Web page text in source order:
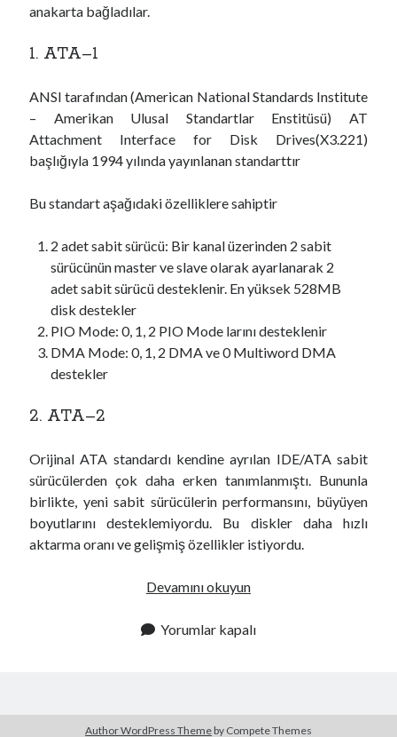
anakarta bağladılar.
1. ATA–1
ANSI tarafından (American National Standards Institute
– Amerikan Ulusal Standartlar Enstitüsü) AT
Attachment Interface for Disk Drives(X3.221)
başlığıyla 1994 yılında yayınlanan standarttır
Bu standart aşağıdaki özelliklere sahiptir
2 adet sabit sürücü: Bir kanal üzerinden 2 sabit
sürücünün master ve slave olarak ayarlanarak 2
adet sabit sürücü desteklenir. En yüksek 528MB
disk destekler
PIO Mode: 0, 1, 2 PIO Mode larını desteklenir
DMA Mode: 0, 1, 2 DMA ve 0 Multiword DMA
destekler
2. ATA–2
Orijinal ATA standardı kendine ayrılan IDE/ATA sabit
sürücülerden çok daha erken tanımlanmıştı. Bununla
birlikte, yeni sabit sürücülerin performansını, büyüyen
boyutlarını desteklemiyordu. Bu diskler daha hızlı
aktarma oranı ve gelişmiş özellikler istiyordu.
Devamını okuyunA
A
v
Yorumlar kapalı
Author WordPress Theme by Compete Themes